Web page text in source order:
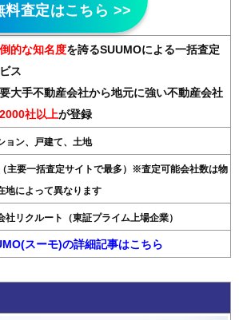
査定はこちら >>
的な知名度を誇るSUUMOによる一括査定
ス
要大手不動産会社から地元に強い不動産会社
2000社以上が登録
ョン、戸建て、土地
主要一括査定サイトで最多）※査定可能会社数は物
地によって異なります
社リクルート（東証プライム上場企業）
スーモ)の詳細記事はこちら